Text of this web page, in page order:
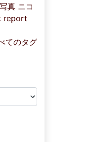
写真 ニコ
report
てのタグ